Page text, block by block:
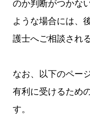
のか判断がつかな
ような場合には、
護士へご相談され
なお、以下のペー
有利に受けるため
す。